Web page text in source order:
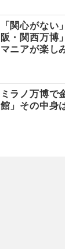
「関心がな
阪・関西万博
マニアが楽し
ミラノ万博で
館」その中身